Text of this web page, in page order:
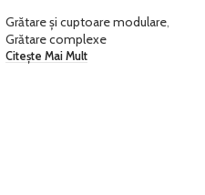
Grătare și cuptoare modulare,
Grătare complexe
Citește Mai Mult